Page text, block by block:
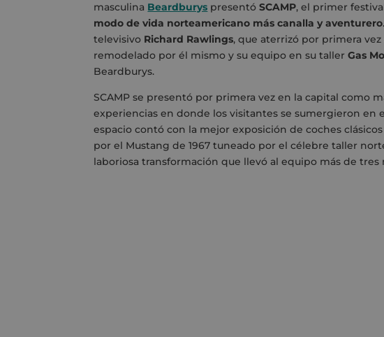
masculina Beardburys presentóSCAMP, el primer
modo de vida norteamericano más canalla y aventurero
televisivo Richard Rawlings, que aterrizó por primera
remodelado por él mismo y su equipo en su tallerGas
Beardburys.
SCAMP se presentó por primera vez en la capital como
experiencias en donde los visitantes se sumergieron en
espacio contó con la mejor exposición de coches
por el Mustang de 1967 tuneado por el célebre taller
laboriosa transformación que llevó al equipo más de tres